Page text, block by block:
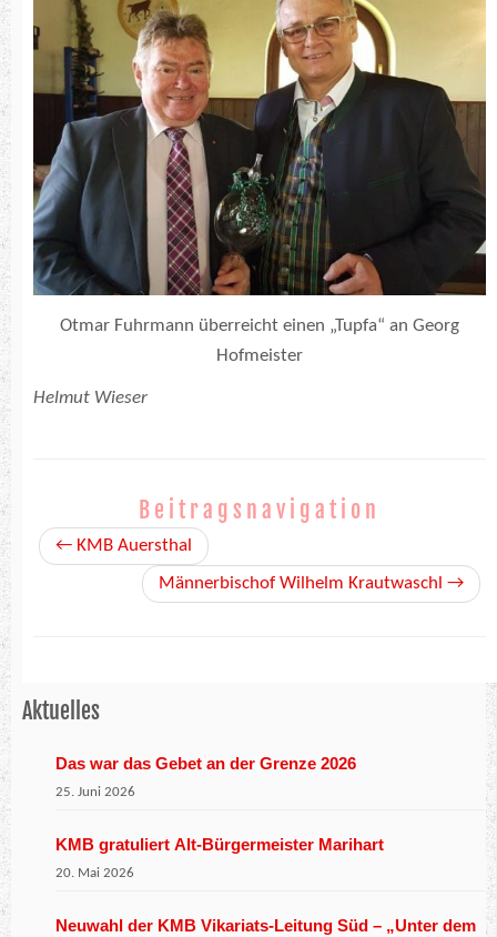
Otmar Fuhrmann überreicht einen „Tupfa“ an Georg
Hofmeister
Helmut Wieser
Beitragsnavigation
← KMB Auersthal
Männerbischof Wilhelm Krautwaschl →
Aktuelles
Das war das Gebet an der Grenze 2026
25. Juni 2026
KMB gratuliert Alt-Bürgermeister Marihart
20. Mai 2026
Neuwahl der KMB Vikariats-Leitung Süd – „Unter dem